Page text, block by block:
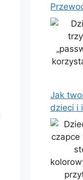
Jak
dzieci i